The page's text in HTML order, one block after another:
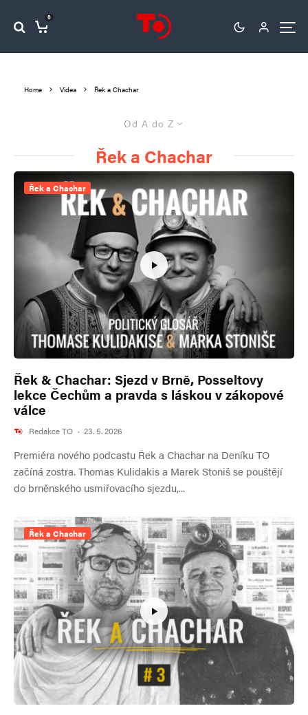
0
Home Videa Řek a Chachar
Od A do Z
Řek a Chachar
Řek a Chachar
Řek & Chachar: Sjezd v Brně, Posseltovy
lekce Čechům a pravda s láskou v zákopové
válce
Redakce TO · 23. 5. 2026
Premiéra nového podcastu Řek a Chachar na Deníku TO
začíná zostra. Thomas Kulidakis a Marek Stoniš se pouštějí
do brněnského usmiřovacího sjezdu,...
Řek a Chachar